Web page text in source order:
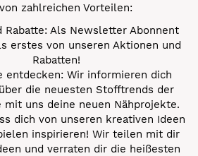
zahlreichen Vorteilen:
Rabatte: Als Newsletter Abonnent
erstes von unseren Aktionen und
Rabatten!
entdecken: Wir informieren dich
die neuesten Stofftrends der
mit uns deine neuen Nähprojekte.
dich von unseren kreativen Ideen
inspirieren! Wir teilen mit dir
und verraten dir die heißesten